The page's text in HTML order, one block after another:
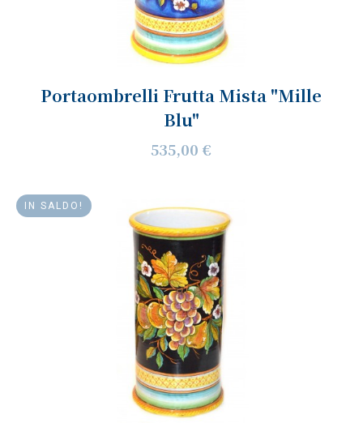
Portaombrelli Frutta Mista "Mille
Blu"
535,00 €
IN SALDO!